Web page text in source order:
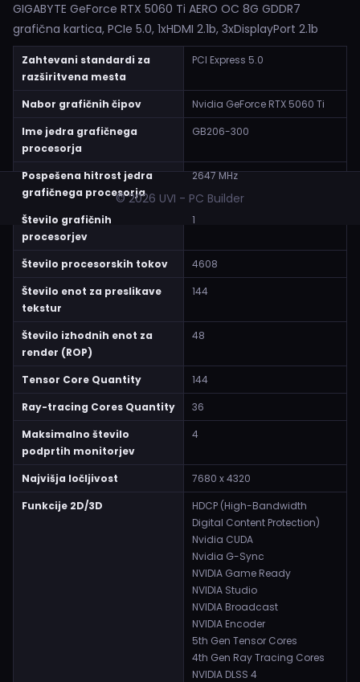
GIGABYTE GeForce RTX 5060 Ti AERO OC 8G GDDR7
grafična kartica, PCIe 5.0, 1xHDMI 2.1b, 3xDisplayPort 2.1b
Zahtevani standardi za
razširitvena mesta
PCI Express 5.0
Nabor grafičnih čipov
Nvidia GeForce RTX 5060 Ti
Ime jedra grafičnega
procesorja
GB206-300
Pospešena hitrost jedra
grafičnega procesorja
2647 MHz
Število grafičnih
procesorjev
1
Število procesorskih tokov
4608
Število enot za preslikave
tekstur
144
Število izhodnih enot za
render (ROP)
48
Tensor Core Quantity
144
Ray-tracing Cores Quantity
36
Maksimalno število
podprtih monitorjev
4
Najvišja ločljivost
7680 x 4320
Funkcije 2D/3D
HDCP (High-Bandwidth
Digital Content Protection)
Nvidia CUDA
Nvidia G-Sync
NVIDIA Game Ready
NVIDIA Studio
NVIDIA Broadcast
NVIDIA Encoder
5th Gen Tensor Cores
4th Gen Ray Tracing Cores
NVIDIA DLSS 4
© 2026 UVI - PC Builder